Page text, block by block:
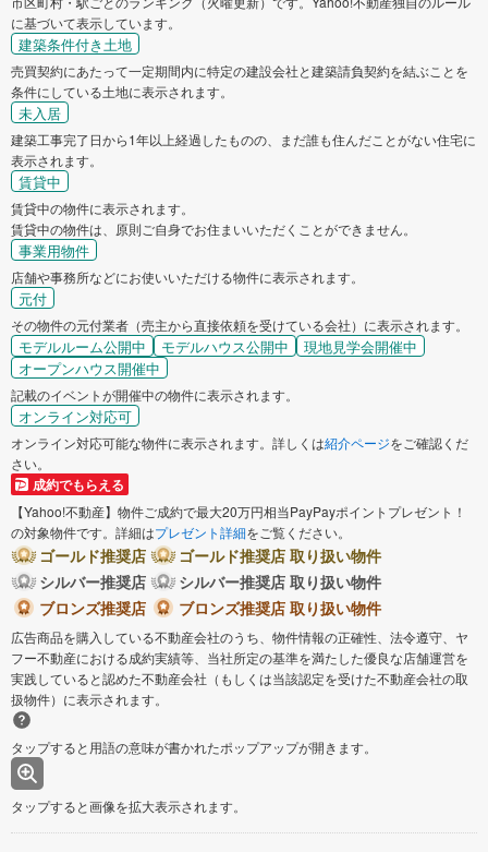
に基づいて表示しています。
建築条件付き土地
売買契約にあたって一定期間内に特定の建設会社と建築請負契約を結ぶことを
条件にしている土地に表示されます。
未入居
建築工事完了日から1年以上経過したものの、まだ誰も住んだことがない住宅に
表示されます。
賃貸中
賃貸中の物件に表示されます。
賃貸中の物件は、原則ご自身でお住まいいただくことができません。
事業用物件
店舗や事務所などにお使いいただける物件に表示されます。
元付
その物件の元付業者（売主から直接依頼を受けている会社）に表示されます。
モデルルーム公開中 モデルハウス公開中
現地見学会開催中
オープンハウス開催中
記載のイベントが開催中の物件に表示されます。
オンライン対応可
オンライン対応可能な物件に表示されます。詳しくは紹介ページをご確認くだ
さい。
成約でもらえる
【Yahoo!不動産】物件ご成約で最大20万円相当PayPayポイントプレゼント！
の対象物件です。詳細はプレゼント詳細をご覧ください。
ゴールド推奨店
ゴールド推奨店 取り扱い物件
シルバー推奨店
シルバー推奨店 取り扱い物件
ブロンズ推奨店
ブロンズ推奨店 取り扱い物件
広告商品を購入している不動産会社のうち、物件情報の正確性、法令遵守、ヤ
フー不動産における成約実績等、当社所定の基準を満たした優良な店舗運営を
実践していると認めた不動産会社（もしくは当該認定を受けた不動産会社の取
扱物件）に表示されます。
タップすると用語の意味が書かれたポップアップが開きます。
タップすると画像を拡大表示されます。